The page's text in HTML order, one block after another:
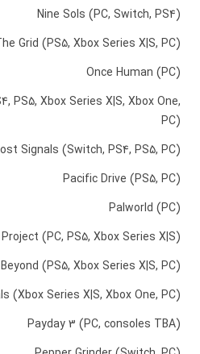
Nine Sols (PC, Switch, PS4)
Grid (PS5, Xbox Series X|S, PC)
Once Human (PC)
PS5, Xbox Series X|S, Xbox One,
PC)
Signals (Switch, PS4, PS5, PC)
Pacific Drive (PS5, PC)
Palworld (PC)
(PC, PS5, Xbox Series X|S)
(PS5, Xbox Series X|S, PC)
(Xbox Series X|S, Xbox One, PC)
Payday 3 (PC, consoles TBA)